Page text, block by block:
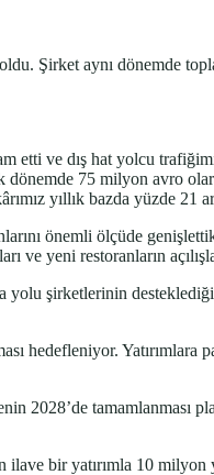
Şirket aynı dönemde
etti ve dış hat yolcu
75 milyon avro
yıllık bazda yüzde 21
önemli ölçüde
ve yeni restoranların
şirketlerinin desteklediği
hedefleniyor. Yatırımlara
2028’de tamamlanması
bir yatırımla 10 milyon